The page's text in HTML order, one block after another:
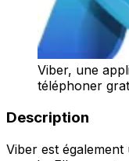
Viber, une
téléphoner
Description
Viber est